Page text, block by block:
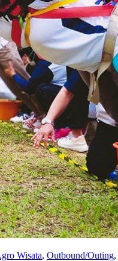
Wisata, Outbound/Outing,